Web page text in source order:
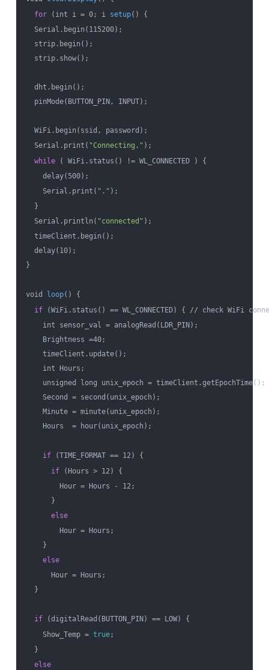
for (int i = 0; i setup() {
Serial.begin(115200);
strip.begin();
strip.show();
dht.begin();
pinMode(BUTTON_PIN, INPUT);
WiFi.begin(ssid, password);
Serial.print( "Connecting." );
while ( WiFi.status() != WL_CONNECTED ) {
delay(500);
Serial.print( "." );
}
Serial.println( "connected" );
timeClient.begin();
delay(10);
}
void loop() {
if (WiFi.status() == WL_CONNECTED) { // check WiFi
int sensor_val = analogRead(LDR_PIN);
Brightness =40;
timeClient.update();
int Hours;
unsigned long unix_epoch = timeClient.getEpochTime();
Second = second(unix_epoch);
Minute = minute(unix_epoch);
Hours  = hour(unix_epoch);
if (TIME_FORMAT == 12) {
if (Hours > 12) {
Hour = Hours - 12;
}
else
Hour = Hours;
}
else
Hour = Hours;
}
if (digitalRead(BUTTON_PIN) == LOW) {
Show_Temp = true;
}
else